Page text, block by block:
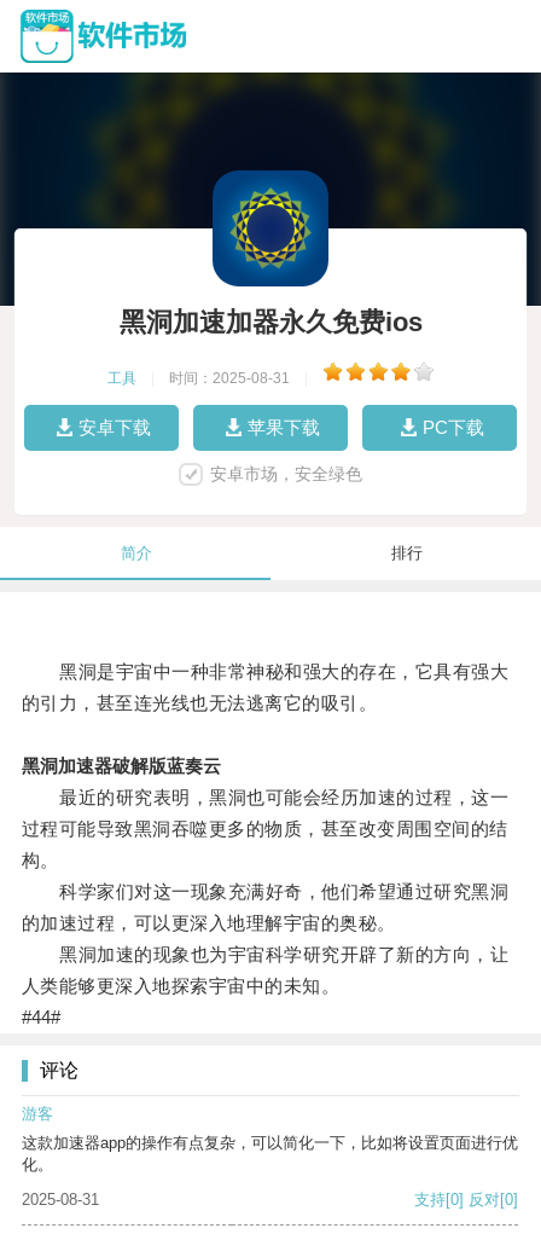
黑洞加速加器永久免费ios
工具 时间：2025-08-31
安卓下载 苹果下载 PC下载
安卓市场，安全绿色
简介 排行
黑洞是宇宙中一种非常神秘和强大的存在，它具有强大
的引力，甚至连光线也无法逃离它的吸引。
黑洞加速器破解版蓝奏云
最近的研究表明，黑洞也可能会经历加速的过程，这一
过程可能导致黑洞吞噬更多的物质，甚至改变周围空间的结
构。
科学家们对这一现象充满好奇，他们希望通过研究黑洞
的加速过程，可以更深入地理解宇宙的奥秘。
黑洞加速的现象也为宇宙科学研究开辟了新的方向，让
人类能够更深入地探索宇宙中的未知。
#44#
评论
游客
这款加速器app的操作有点复杂，可以简化一下，比如将设置页面进行优
化。
2025-08-31
支持[0] 反对[0]